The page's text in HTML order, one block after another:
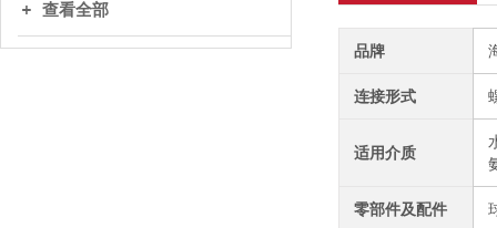
查看全部
品牌
连接形式
适用介质
零部件及配件